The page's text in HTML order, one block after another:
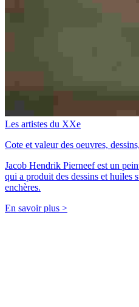
Les artistes du XXe
Cote et valeur des oeuvres,
Jacob Hendrik Pierneef est un
qui a produit des dessins et huiles
enchères.
En savoir plus >